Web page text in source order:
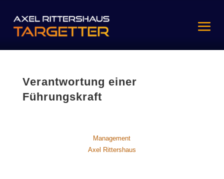
Verantwortung einer
Führungskraft
Management
Axel Rittershaus